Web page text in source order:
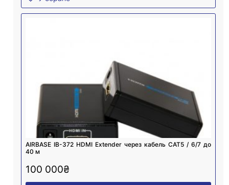
AIRBASE IB-372 HDMI Extender через кабель CAT5 / 6/7 до
40 м
100 000₴